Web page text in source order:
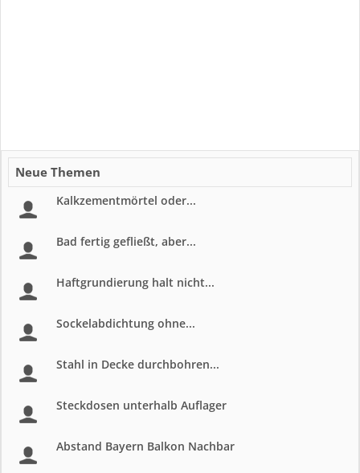
Neue Themen
Kalkzementmörtel oder...
Bad fertig gefließt, aber...
Haftgrundierung halt nicht...
Sockelabdichtung ohne...
Stahl in Decke durchbohren...
Steckdosen unterhalb Auflager
Abstand Bayern Balkon Nachbar